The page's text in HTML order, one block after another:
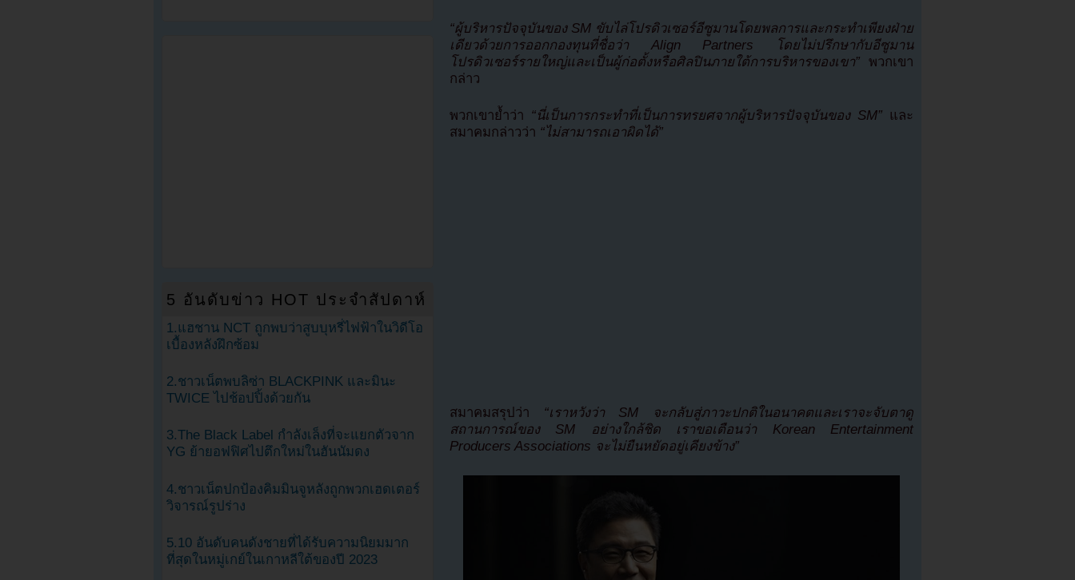
“ผู้บริหารปัจจุบันของ SM ขับไล่โปรดิวเซอร์อีซูมานโดยพลการและกระทำเพียงฝ่าย
เดียวด้วยการออกกองทุนที่ชื่อว่า Align Partners โดยไม่ปรึกษากับอีซูมาน
โปรดิวเซอร์รายใหญ่และเป็นผู้ก่อตั้งหรือศิลปินภายใต้การบริหารของเขา” พวกเขา
กล่าว
พวกเขาย้ำว่า “นี่เป็นการกระทำที่เป็นการทรยศจากผู้บริหารปัจจุบันของ SM” และ
สมาคมกล่าวว่า “ไม่สามารถเอาผิดได้”
สมาคมสรุปว่า “เราหวังว่า SM จะกลับสู่ภาวะปกติในอนาคตและเราจะจับตาดู
สถานการณ์ของ SM อย่างใกล้ชิด เราขอเตือนว่า Korean Entertainment
Producers Associations จะไม่ยืนหยัดอยู่เคียงข้าง”
5 อันดับข่าว HOT ประจำสัปดาห์
1.แฮชาน NCT ถูกพบว่าสูบบุหรี่ไฟฟ้าในวิดีโอ
เบื้องหลังฝึกซ้อม
2.ชาวเน็ตพบลิซ่า BLACKPINK และมินะ
TWICE ไปช้อปปิ้งด้วยกัน
3.The Black Label กำลังเล็งที่จะแยกตัวจาก
YG ย้ายอฟฟิศไปตึกใหม่ในฮันนัมดง
4.ชาวเน็ตปกป้องคิมมินจูหลังถูกพวกเฮดเตอร์
วิจารณ์รูปร่าง
5.10 อันดับคนดังชายที่ได้รับความนิยมมาก
ที่สุดในหมู่เกย์ในเกาหลีใต้ของปี 2023